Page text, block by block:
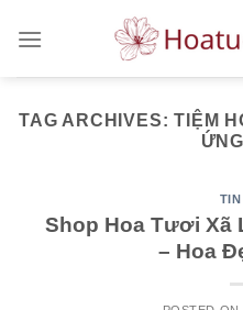
TAG ARCHIVES:TIỆM
Shop Hoa Tươi Xã
– Hoa